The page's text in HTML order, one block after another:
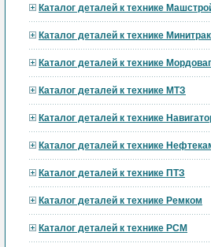
Каталог деталей к технике
Каталог деталей к технике
Каталог деталей к технике
Каталог деталей к технике МТЗ
Каталог деталей к технике
Каталог деталей к технике
Каталог деталей к технике ПТЗ
Каталог деталей к технике Ремком
Каталог деталей к технике РСМ